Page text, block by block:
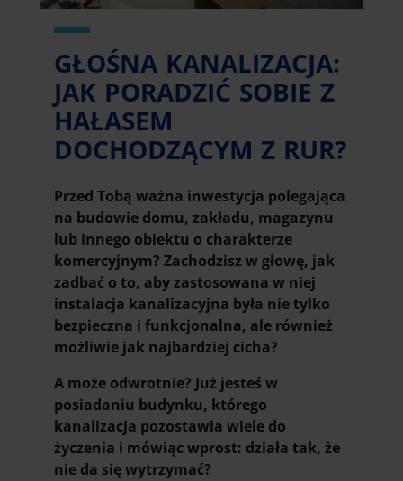
GŁOŚNA KANALIZACJA:
JAK PORADZIĆ SOBIE Z
HAŁASEM
DOCHODZĄCYM Z RUR?
Przed Tobą ważna inwestycja polegająca
na budowie domu, zakładu, magazynu
lub innego obiektu o charakterze
komercyjnym? Zachodzisz w głowę, jak
zadbać o to, aby zastosowana w niej
instalacja kanalizacyjna była nie tylko
bezpieczna i funkcjonalna, ale również
możliwie jak najbardziej cicha?
A może odwrotnie? Już jesteś w
posiadaniu budynku, którego
kanalizacja pozostawia wiele do
życzenia i mówiąc wprost: działa tak, że
nie da się wytrzymać?